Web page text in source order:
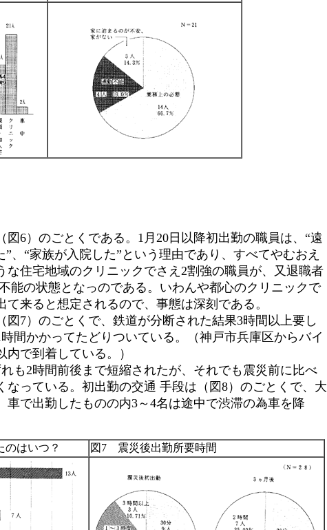
6）のごとくである。1月20日以降初出勤の職員は、“遠
”、“家族が入院した”という理由であり、すべてやむおえ
な住宅地域のクリニックでさえ2割強の職員が、又退職者
能の状態となっのである。いわんや都心のクリニックで
来ると想定されるので、事態は深刻である。
7）のごとくで、鉄道が分断された結果3時間以上要し
間かかってたどりついている。（神戸市兵庫区からバイ
で到着している。）
も2時間前後まで短縮されたが、それでも震災前に比べ
なっている。初出勤の交通 手段は（図8）のごとくで、大
車で出勤したものの内3～4名は途中で渋滞の為車を降
はいつ？ 図7 震災後出勤所要時間